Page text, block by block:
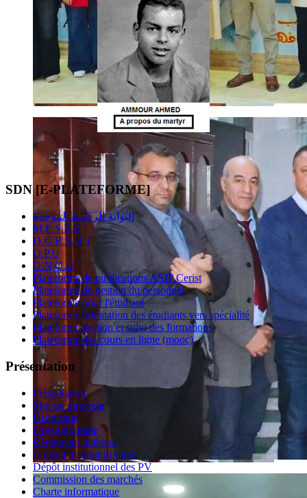
SDN [E-PLATEFORME]
البوابة الرقمية الموحدة
M.E.S.R.S
D.G.R.S.D.T
O.P.U
O.N.O.U
Plateforme de publications ASJP Cerist
Plateforme de gestion du personnel
Plateforme pour l'étudiant
Plateforme orientation des étudiants vers spécialité
Plateforme gestion et suivi des formations
Plateforme des cours en ligne (mooc)
Présentation
Présentation
Mot du directeur
Historique
Organigramme
Règlement intérieur
Conseil d'administration
Dépôt institutionnel des PV
Commission des marchés
Charte informatique